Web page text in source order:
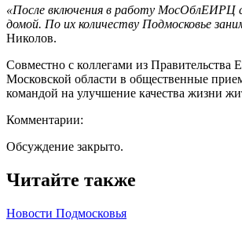
«После включения в работу МосОблЕИРЦ
домой. По их количеству Подмосковье
Николов.
Совместно с коллегами из Правительства
Московской области в общественные
командой на улучшение качества жизни
Комментарии:
Обсуждение закрыто.
Читайте также
Новости Подмосковья